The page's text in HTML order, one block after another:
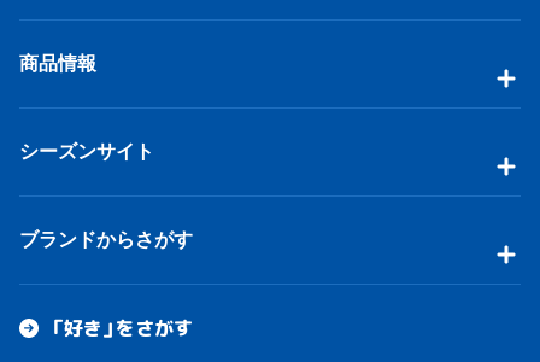
商品情報
シーズンサイト
ブランドからさがす
「好き」をさがす